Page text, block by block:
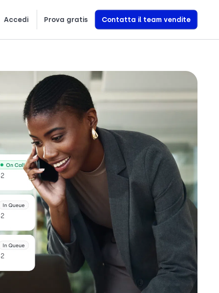
Accedi Prova gratis Contatta il team vendite